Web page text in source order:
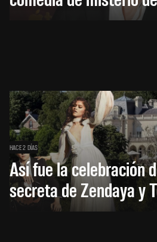
HACE 2 DÍAS
Así fue la celebración
secreta de Zendaya y